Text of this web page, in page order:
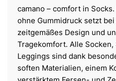
camano – comfort in
ohne Gummidruck setzt
zeitgemäßes Design und
Tragekomfort. Alle
Leggings sind dank
soften Materialien, einem